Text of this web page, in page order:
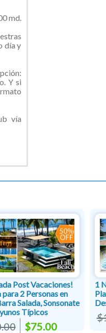
md.
día y
Y si
vía
Post Vacaciones!
para 2 Personas en
Salada, Sonsonate
Típicos
$75.00
1